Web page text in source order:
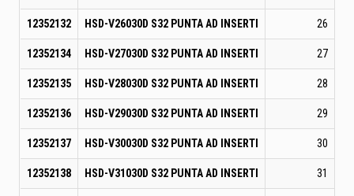
12352132 HSD-V26030D S32 PUNTA AD INSERTI 26
12352134 HSD-V27030D S32 PUNTA AD INSERTI 27
12352135 HSD-V28030D S32 PUNTA AD INSERTI 28
12352136 HSD-V29030D S32 PUNTA AD INSERTI 29
12352137 HSD-V30030D S32 PUNTA AD INSERTI 30
12352138 HSD-V31030D S32 PUNTA AD INSERTI 31